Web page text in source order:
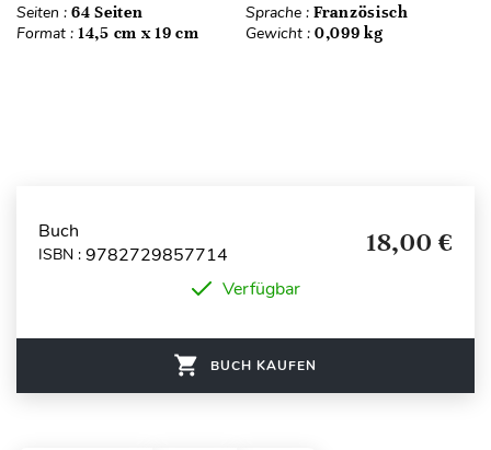
Seiten : 64 Seiten Sprache : Französisch
Format : 14,5 cm x 19 cm Gewicht : 0,099 kg
Buch
ISBN : 9782729857714 18,00 €
Verfügbar
BUCH KAUFEN